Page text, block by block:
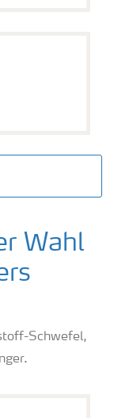
Wahl
Schwefel,